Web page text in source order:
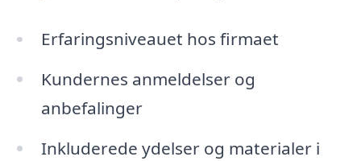
Erfaringsniveauet hos firmaet
Kundernes anmeldelser og
anbefalinger
Inkluderede ydelser og materialer i